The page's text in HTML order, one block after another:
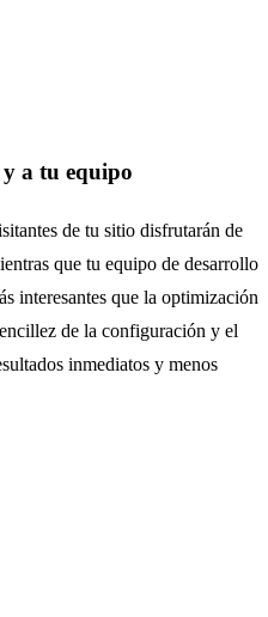
a tu equipo
de tu sitio disfrutarán de
que tu equipo de desarrollo
interesantes que la optimización
de la configuración y el
inmediatos y menos